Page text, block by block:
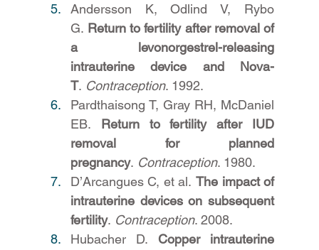
Andersson K, Odlind V, Rybo
G. Return to fertility after removal of
a levonorgestrel-releasing
intrauterine device and Nova-
T. Contraception. 1992.
Pardthaisong T, Gray RH, McDaniel
EB.
Return to fertility after IUD
removal for planned
pregnancy. Contraception. 1980.
D’Arcangues C, et al. The impact of
intrauterine devices on subsequent
fertility. Contraception. 2008.
Hubacher D. Copper intrauterine